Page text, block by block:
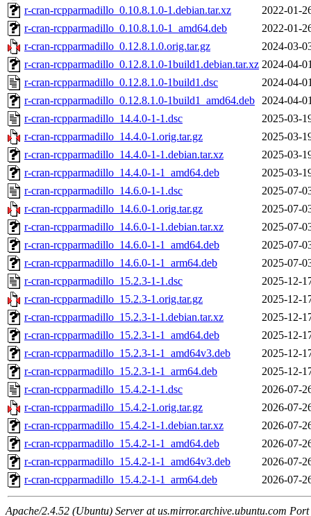
r-cran-rcpparmadillo_0.10.8.1.0-1.debian.tar.xz
2022-01-
r-cran-rcpparmadillo_0.10.8.1.0-1_amd64.deb
2022-01-
r-cran-rcpparmadillo_0.12.8.1.0.orig.tar.gz
2024-03-
r-cran-rcpparmadillo_0.12.8.1.0-1build1.debian.tar.xz 2024-04-
r-cran-rcpparmadillo_0.12.8.1.0-1build1.dsc
2024-04-
r-cran-rcpparmadillo_0.12.8.1.0-1build1_amd64.deb 2024-04-
r-cran-rcpparmadillo_14.4.0-1-1.dsc
2025-03-
r-cran-rcpparmadillo_14.4.0-1.orig.tar.gz
2025-03-
r-cran-rcpparmadillo_14.4.0-1-1.debian.tar.xz
2025-03-
r-cran-rcpparmadillo_14.4.0-1-1_amd64.deb
2025-03-
r-cran-rcpparmadillo_14.6.0-1-1.dsc
2025-07-
r-cran-rcpparmadillo_14.6.0-1.orig.tar.gz
2025-07-
r-cran-rcpparmadillo_14.6.0-1-1.debian.tar.xz
2025-07-
r-cran-rcpparmadillo_14.6.0-1-1_amd64.deb
2025-07-
r-cran-rcpparmadillo_14.6.0-1-1_arm64.deb
2025-07-
r-cran-rcpparmadillo_15.2.3-1-1.dsc
2025-12-
r-cran-rcpparmadillo_15.2.3-1.orig.tar.gz
2025-12-
r-cran-rcpparmadillo_15.2.3-1-1.debian.tar.xz
2025-12-
r-cran-rcpparmadillo_15.2.3-1-1_amd64.deb
2025-12-
r-cran-rcpparmadillo_15.2.3-1-1_amd64v3.deb
2025-12-
r-cran-rcpparmadillo_15.2.3-1-1_arm64.deb
2025-12-
r-cran-rcpparmadillo_15.4.2-1-1.dsc
2026-07-
r-cran-rcpparmadillo_15.4.2-1.orig.tar.gz
2026-07-
r-cran-rcpparmadillo_15.4.2-1-1.debian.tar.xz
2026-07-
r-cran-rcpparmadillo_15.4.2-1-1_amd64.deb
2026-07-
r-cran-rcpparmadillo_15.4.2-1-1_amd64v3.deb
2026-07-
r-cran-rcpparmadillo_15.4.2-1-1_arm64.deb
2026-07-
Apache/2.4.52 (Ubuntu) Server at us.mirror.archive.ubuntu.com Port